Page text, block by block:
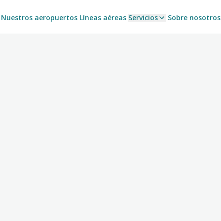
Nuestros aeropuertos Líneas aéreas Servicios Sobre nosotros